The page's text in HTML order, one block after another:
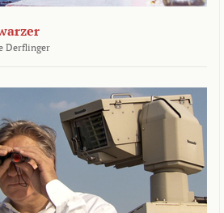
Derflinger